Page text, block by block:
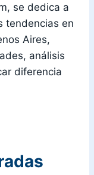
se dedica a
tendencias en
Aires,
análisis
diferencia